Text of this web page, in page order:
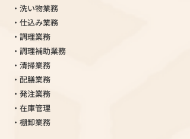
・洗い物業務
・仕込み業務
・調理業務
・調理補助業務
・清掃業務
・配膳業務
・発注業務
・在庫管理
・棚卸業務